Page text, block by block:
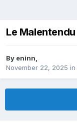
Le Malentendu
By eninn,
November 22, 2025 in